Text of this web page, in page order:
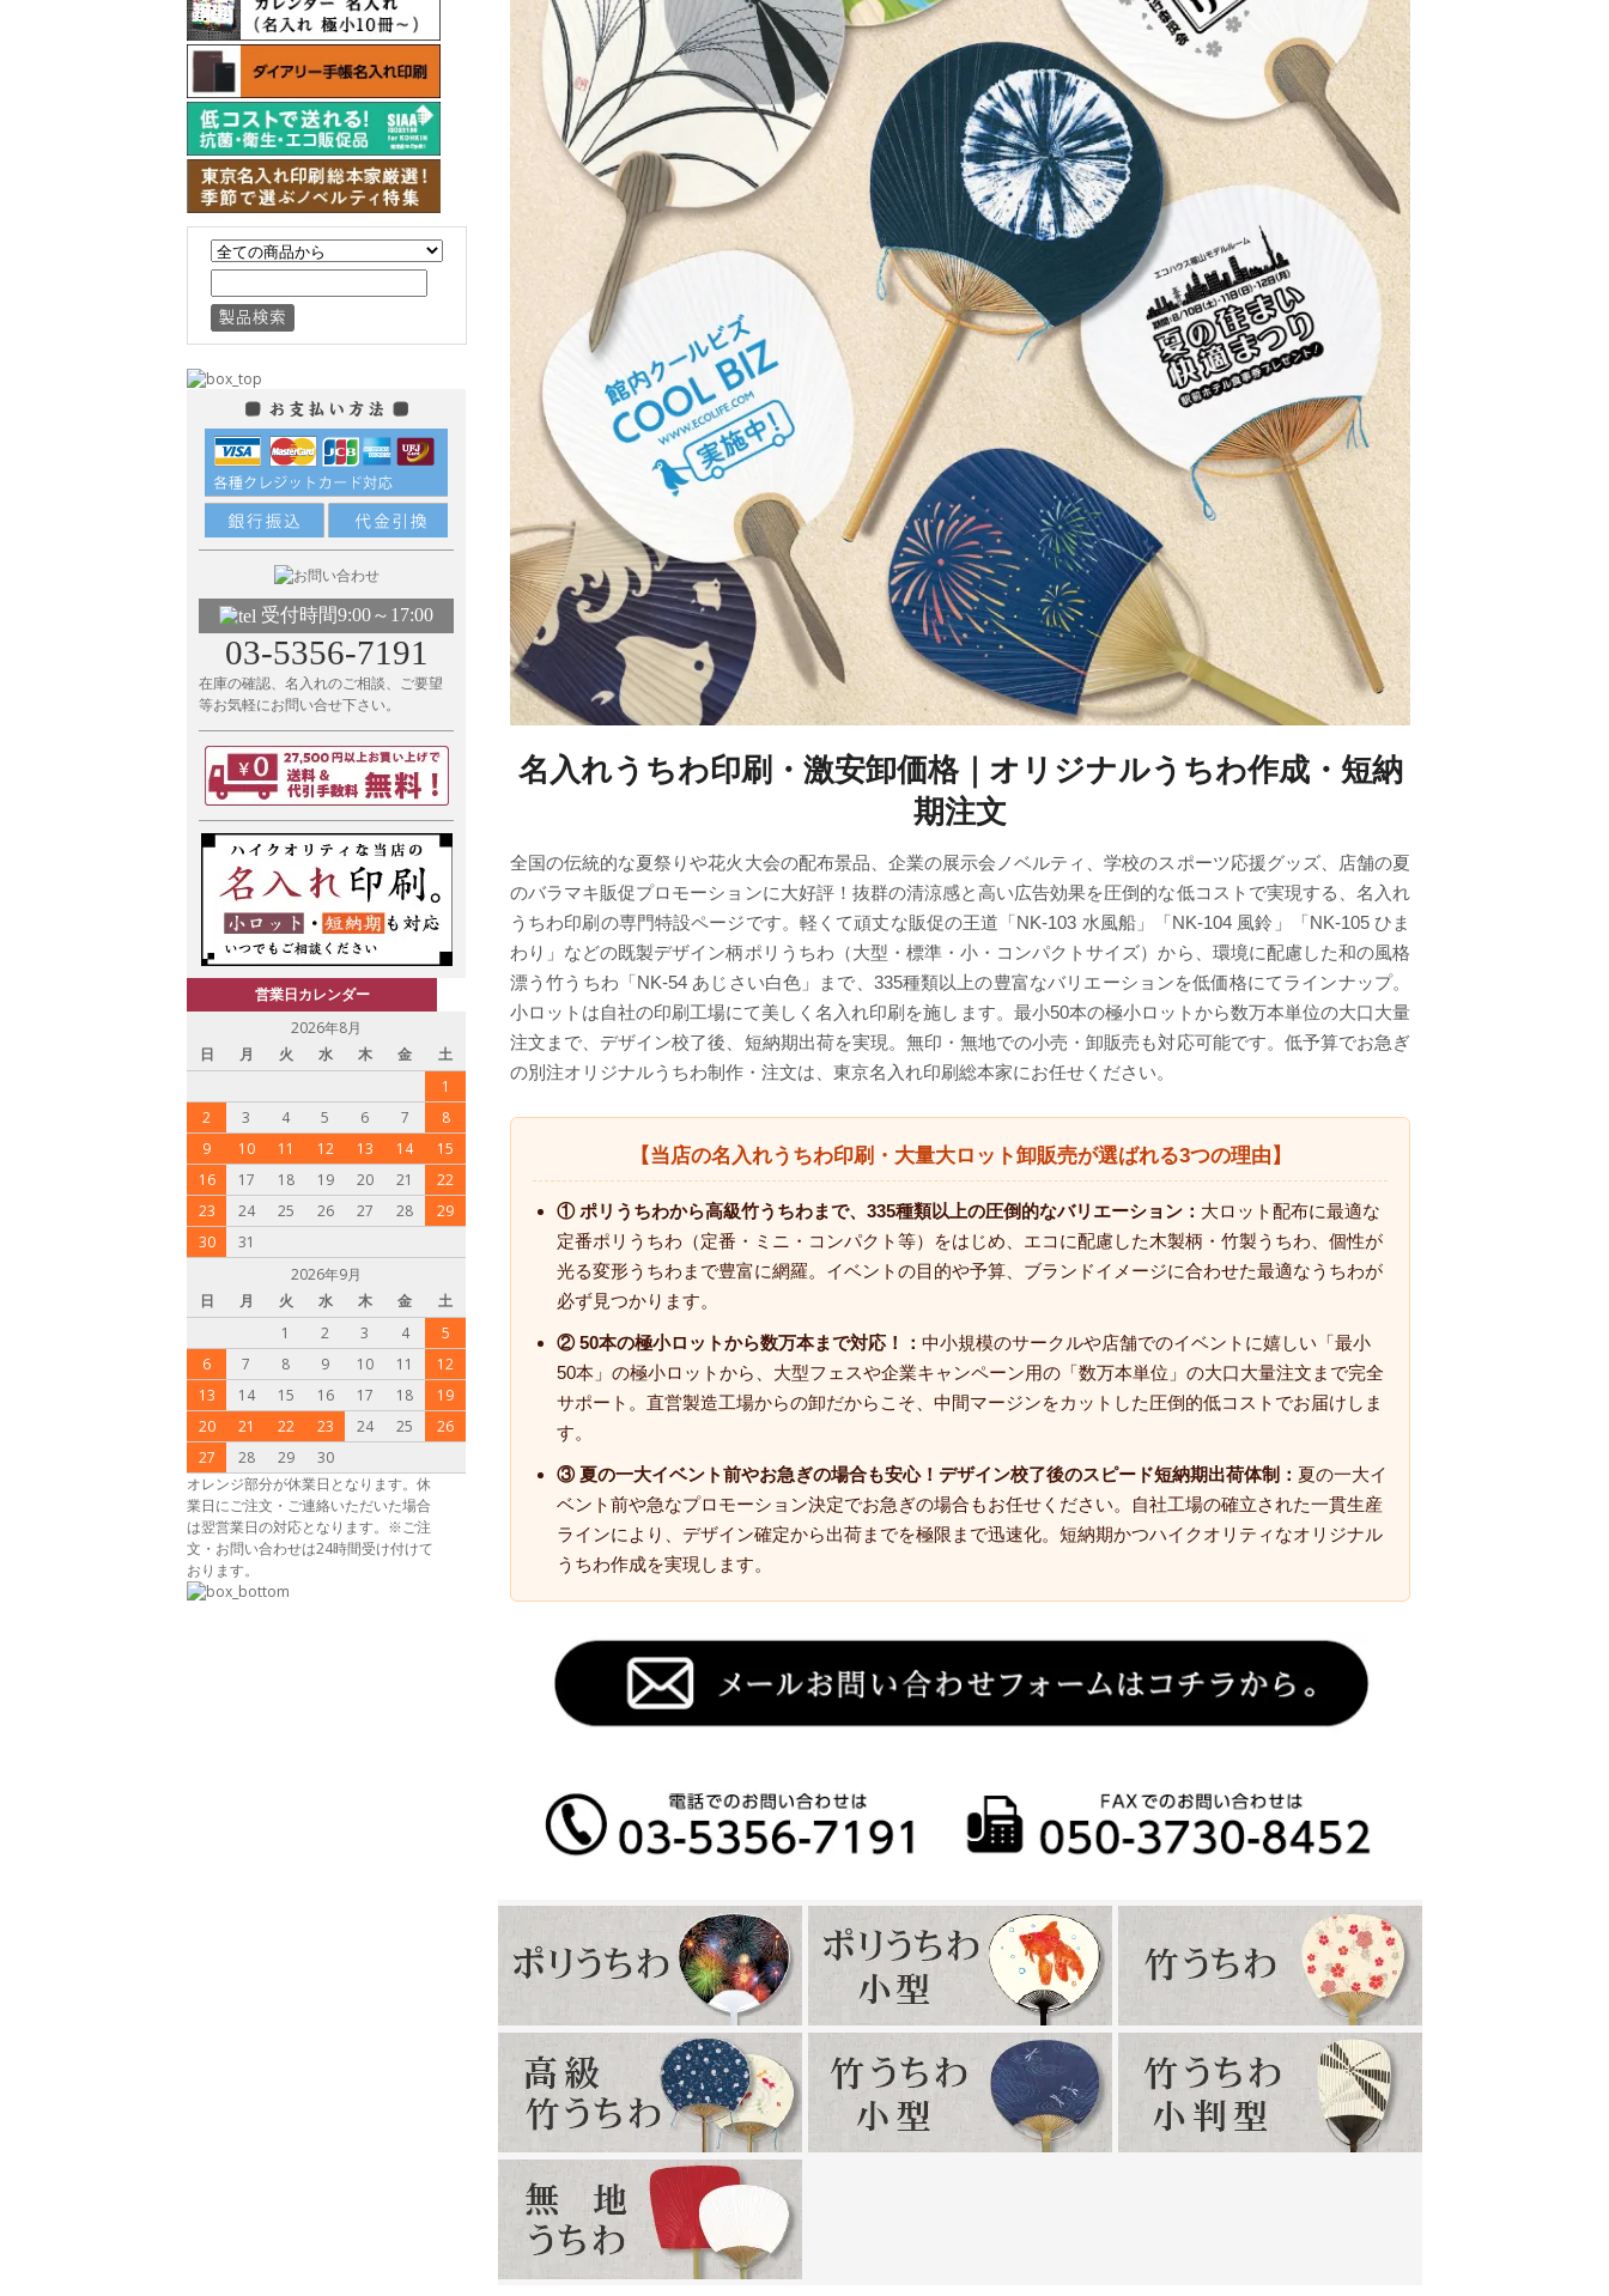
名入れうちわ印刷・激安卸価格｜オリジナルうちわ作成・短納
期注文
全国の伝統的な夏祭りや花火大会の配布景品、企業の展示会ノベルティ、学校のスポーツ応援グッズ、店舗の夏
のバラマキ販促プロモーションに大好評！抜群の清涼感と高い広告効果を圧倒的な低コストで実現する、名入れ
うちわ印刷の専門特設ページです。軽くて頑丈な販促の王道「NK-103 水風船」「NK-104 風鈴」「NK-105 ひま
わり」などの既製デザイン柄ポリうちわ（大型・標準・小・コンパクトサイズ）から、環境に配慮した和の風格
漂う竹うちわ「NK-54 あじさい白色」まで、335種類以上の豊富なバリエーションを低価格にてラインナップ。
小ロットは自社の印刷工場にて美しく名入れ印刷を施します。最小50本の極小ロットから数万本単位の大口大量
注文まで、デザイン校了後、短納期出荷を実現。無印・無地での小売・卸販売も対応可能です。低予算でお急ぎ
の別注オリジナルうちわ制作・注文は、東京名入れ印刷総本家にお任せください。
【当店の名入れうちわ印刷・大量大ロット卸販売が選ばれる3つの理由】
① ポリうちわから高級竹うちわまで、335種類以上の圧倒的なバリエーション： 大ロット配布に最適な
定番ポリうちわ（定番・ミニ・コンパクト等）をはじめ、エコに配慮した木製柄・竹製うちわ、個性が
光る変形うちわまで豊富に網羅。イベントの目的や予算、ブランドイメージに合わせた最適なうちわが
必ず見つかります。
② 50本の極小ロットから数万本まで対応！： 中小規模のサークルや店舗でのイベントに嬉しい「最小
50本」の極小ロットから、大型フェスや企業キャンペーン用の「数万本単位」の大口大量注文まで完全
サポート。直営製造工場からの卸だからこそ、中間マージンをカットした圧倒的低コストでお届けしま
す。
③ 夏の一大イベント前やお急ぎの場合も安心！デザイン校了後のスピード短納期出荷体制： 夏の一大イ
ベント前や急なプロモーション決定でお急ぎの場合もお任せください。自社工場の確立された一貫生産
ラインにより、デザイン確定から出荷までを極限まで迅速化。短納期かつハイクオリティなオリジナル
うちわ作成を実現します。
受付時間9:00～17:00
03-5356-7191
在庫の確認、名入れのご相談、ご要望
等お気軽にお問い合せ下さい。
営業日カレンダー
2026年8月
日
月 火 水 木 金
土
1
2
3 4 5 6 7
8
9
10 11 12 13 14
15
16
17 18 19 20 21
22
23
24 25 26 27 28
29
30
31
2026年9月
日
月 火 水 木 金
土
1
2 3 4
5
6
7 8 9 10 11
12
13
14 15 16 17 18
19
20
21 22 23 24 25
26
27
28 29
30
オレンジ部分が休業日となります。休
業日にご注文・ご連絡いただいた場合
は翌営業日の対応となります。※ご注
文・お問い合わせは24時間受け付けて
おります。